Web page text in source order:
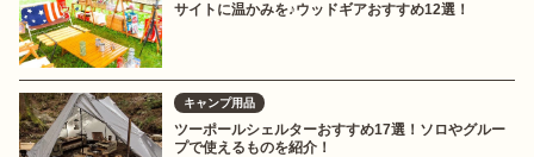
サイトに温かみを♪ウッドギアおすすめ12選！
キャンプ用品
ツーポールシェルターおすすめ17選！ソロやグルー
プで使えるものを紹介！